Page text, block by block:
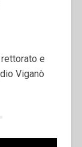
e
Viganò